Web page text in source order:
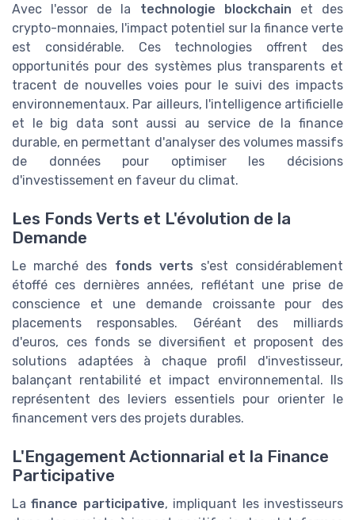
Avec l'essor de la technologie blockchain et des
crypto-monnaies, l'impact potentiel sur la finance verte
est considérable. Ces technologies offrent des
opportunités pour des systèmes plus transparents et
tracent de nouvelles voies pour le suivi des impacts
environnementaux. Par ailleurs, l'intelligence artificielle
et le big data sont aussi au service de la finance
durable, en permettant d'analyser des volumes massifs
de données pour optimiser les décisions
d'investissement en faveur du climat.
Les Fonds Verts et L'évolution de la
Demande
Le marché des fonds verts s'est considérablement
étoffé ces dernières années, reflétant une prise de
conscience et une demande croissante pour des
placements responsables. Géréant des milliards
d'euros, ces fonds se diversifient et proposent des
solutions adaptées à chaque profil d'investisseur,
balançant rentabilité et impact environnemental. Ils
représentent des leviers essentiels pour orienter le
financement vers des projets durables.
L'Engagement Actionnarial et la Finance
Participative
Lafinance participative, impliquant les investisseurs